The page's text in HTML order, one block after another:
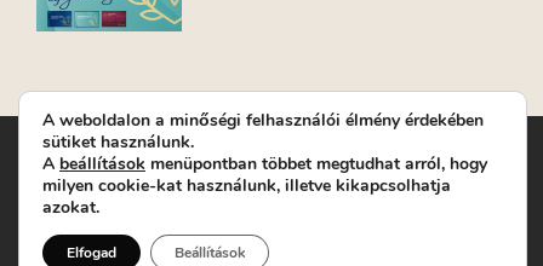
Turay Ida Színház Közhasznú Nonprofit Kft. | Működési
helyszín: Turay Ida Színház 1089 Budapest, Kálvária tér 6. |
Levelezési cím: 1089 Budapest, Kálvária tér 14. | Titkárság:
Jegyrendelés: +36-70/607-2620
A weboldalon a minőségi felhasználói élmény érdekében
sütiket használunk.
A beállítások menüpontban többet megtudhat arról, hogy
milyen cookie-kat használunk, illetve kikapcsolhatja
azokat.
Elfogad Beállítások